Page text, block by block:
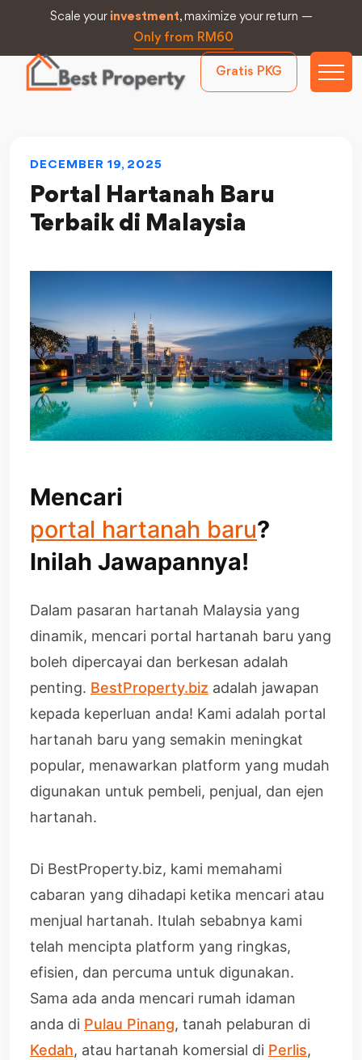
Scale your investment, maximize your return —
Only from RM60
Gratis PKG
DECEMBER 19, 2025
Portal Hartanah Baru
Terbaik di Malaysia
Mencari
portal hartanah baru?
Inilah Jawapannya!
Dalam pasaran hartanah Malaysia yang
dinamik, mencari portal hartanah baru yang
boleh dipercayai dan berkesan adalah
penting. BestProperty.biz adalah jawapan
kepada keperluan anda! Kami adalah portal
hartanah baru yang semakin meningkat
popular, menawarkan platform yang mudah
digunakan untuk pembeli, penjual, dan ejen
hartanah.
Di BestProperty.biz, kami memahami
cabaran yang dihadapi ketika mencari atau
menjual hartanah. Itulah sebabnya kami
telah mencipta platform yang ringkas,
efisien, dan percuma untuk digunakan.
Sama ada anda mencari rumah idaman
anda di Pulau Pinang, tanah pelaburan di
Kedah, atau hartanah komersial di Perlis,